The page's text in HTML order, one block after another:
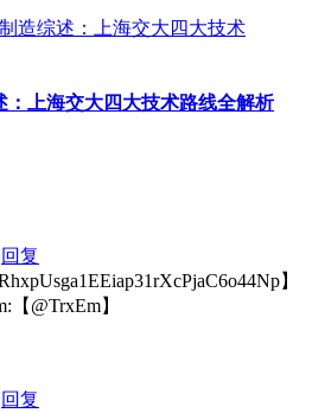
：上海交大四大技术路线全解析
回复
】
【@TrxEm】
回复